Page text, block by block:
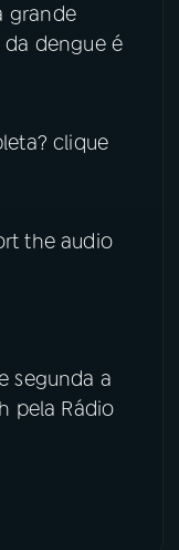
grande
dengue é
clique
the audio
segunda a
pela Rádio